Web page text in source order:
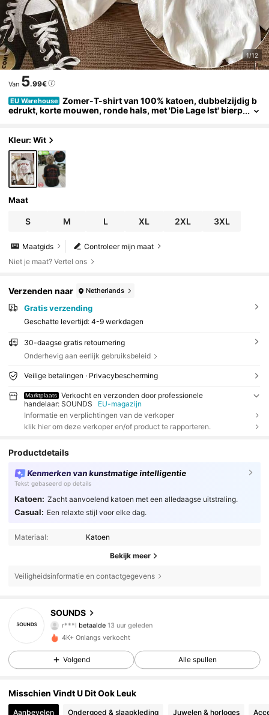
1/12
Van 5.99€
EU Warehouse Zomer-T-shirt van 100% katoen, dubbelzijdig b
edrukt, korte mouwen, ronde hals, met 'Die Lage Ist' bierp
Kleur: Wit
Maat
S M L XL 2XL 3XL
Controleer mijn maat
Maatgids
Niet je maat? Vertel ons
Verzenden naar Netherlands
Gratis verzending
Geschatte levertijd: 4-9 werkdagen
30-daagse gratis retournering
Onderhevig aan eerlijk gebruiksbeleid
Veilige betalingen · Privacybescherming
Marktplaats
Verkocht en verzonden door professionele
handelaar: SOUNDS
EU-magazijn
Informatie en verplichtingen van de verkoper
klik hier om deze verkoper en/of product te rapporteren.
Productdetails
Kenmerken van kunstmatige intelligentie
Tekst gebaseerd op details
Katoen: Zacht aanvoelend katoen met een alledaagse uitstraling.
Casual: Een relaxte stijl voor elke dag.
Materiaal: Katoen
Bekijk meer
Veiligheidsinformatie en contactgegevens
SOUNDS
4.67
176 Volgers
a***2gevolgd1 dag geleden
4.67
176 Volgers
4.67 176 Volgers
4K+ Onlangs verkocht
Volgend Alle spullen
Misschien Vindt U Dit Ook Leuk
Aanbevelen Ondergoed & slaapkleding Juwelen & horloges